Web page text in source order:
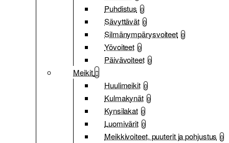
Puhdistus 0
Sävyttävät 0
Silmänympärysvoiteet 0
Yövoiteet 0
Päivävoiteet 0
Meikit
Huulimeikit 0
Kulmakynät 0
Kynsilakat 0
Luomivärit 0
Meikkivoiteet, puuterit ja pohjustus 0